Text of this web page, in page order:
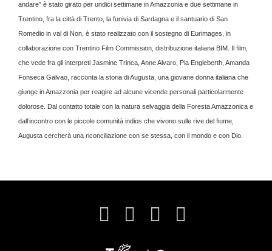
andare” è stato girato per undici settimane in Amazzonia e due settimane in
Trentino, fra la città di Trento, la funivia di Sardagna e il santuario di San
Romedio in val di Non, è stato realizzato con il sostegno di Eurimages, in
collaborazione con Trentino Film Commission, distribuzione italiana BIM. Il film,
che vede fra gli interpreti Jasmine Trinca, Anne Alvaro, Pia Engleberth, Amanda
Fonseca Galvao, racconta la storia di Augusta, una giovane donna italiana che
giunge in Amazzonia per reagire ad alcune vicende personali particolarmente
dolorose. Dal contatto totale con la natura selvaggia della Foresta Amazzonica e
dall’incontro con le piccole comunità indios che vivono sulle rive del fiume,
Augusta cercherà una riconciliazione con se stessa, con il mondo e con Dio.